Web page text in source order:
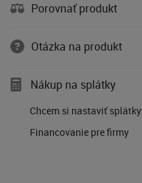
Porovnať produkt
Otázka na produkt
Nákup na splátky
Chcem si nastaviť splátky
Financovanie pre firmy